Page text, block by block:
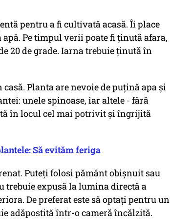
pentru a fi cultivată acasă. Îi place
Pe timpul verii poate fi ținută afara,
20 de grade. Iarna trebuie ținută în
Planta are nevoie de puțină apa și
unele spinoase, iar altele - fără
în locul cel mai potrivit și îngrijită
Să evităm feriga
Puteți folosi pământ obișnuit sau
trebuie expusă la lumina directă a
De preferat este să optați pentru un
adăpostită într-o cameră încălzită.